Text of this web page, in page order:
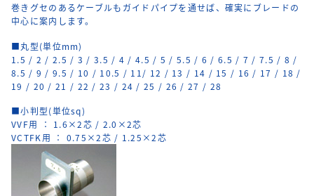
巻きグセのあるケーブルもガイドパイプを通せば、確実にブレードの
中心に案内します。
■丸型(単位mm)
1.5 / 2 / 2.5 / 3 / 3.5 / 4 / 4.5 / 5 / 5.5 / 6 / 6.5 / 7 / 7.5 / 8 /
8.5 / 9 / 9.5 / 10 / 10.5 / 11/ 12 / 13 / 14 / 15 / 16 / 17 / 18 /
19 / 20 / 21 / 22 / 23 / 24 / 25 / 26 / 27 / 28
■小判型(単位sq)
VVF用 ： 1.6×2芯 / 2.0×2芯
VCTFK用 ： 0.75×2芯 / 1.25×2芯